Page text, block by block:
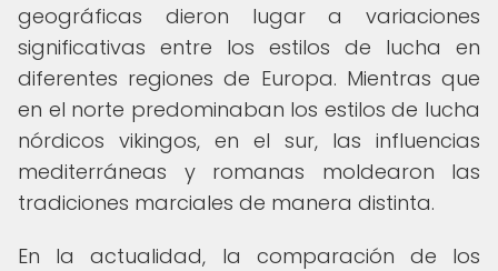
geográficas dieron lugar a variaciones
significativas entre los estilos de lucha en
diferentes regiones de Europa. Mientras que
en el norte predominaban los estilos de lucha
nórdicos vikingos, en el sur, las influencias
mediterráneas y romanas moldearon las
tradiciones marciales de manera distinta.
En la actualidad, la comparación de los